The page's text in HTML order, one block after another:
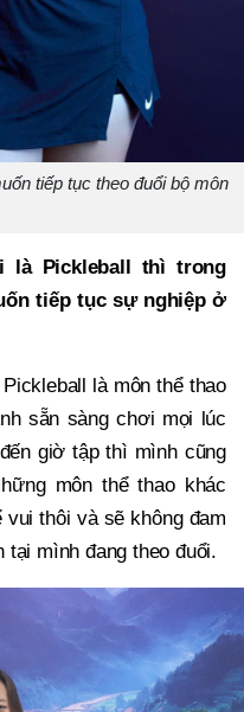
tiếp tục theo đuổi bộ môn
là Pickleball thì trong
tiếp tục sự nghiệp ở
Pickleball là môn thể thao
sẵn sàng chơi mọi lúc
giờ tập thì mình cũng
môn thể thao khác
thôi và sẽ không đam
tại mình đang theo đuổi.